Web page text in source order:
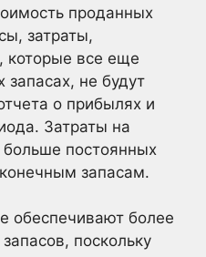
проданных
затраты,
которые все еще
запасах, не будут
о прибылях и
Затраты на
постоянных
запасам.
обеспечивают более
поскольку